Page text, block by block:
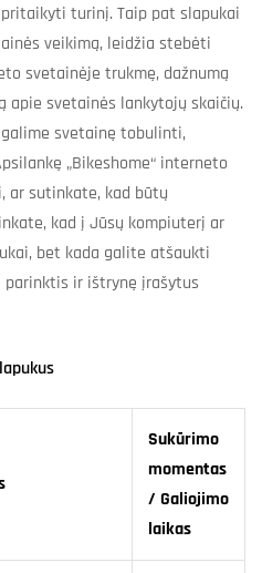
turinį. Taip pat slapukai
veikimą, leidžia stebėti
svetainėje trukmę, dažnumą
svetainės lankytojų skaičių.
svetainę tobulinti,
„Bikeshome“ interneto
ar sutinkate, kad būtų
kad į Jūsų kompiuterį ar
bet kada galite atšaukti
ir ištrynę įrašytus
Sukūrimo
momentas
/ Galiojimo
laikas